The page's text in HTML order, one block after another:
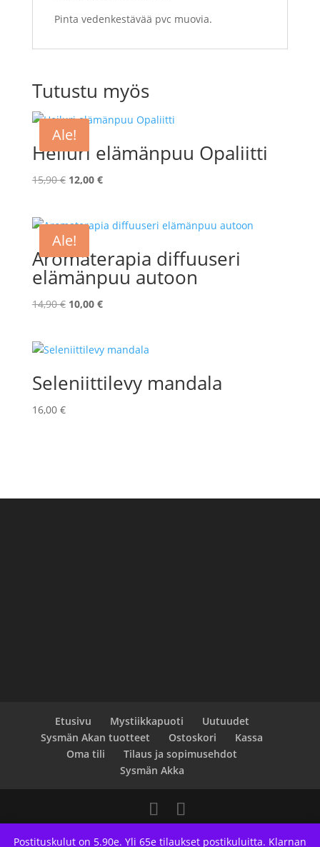
Postituskulut on 5.90e. Yli 65e tilaukset postikuluitta. Klarnan
Pinta vedenkestävää pvc muovia.
Tutustu myös
Ale!
Heiluri elämänpuu Opaliitti
15,90€ Alkuperäinen
15,90 €.
12,00 €Nykyinen
12,00 €.
Ale!
Aromaterapia diffuuseri
elämänpuu autoon
14,90€ Alkuperäinen
14,90 €.
10,00 €Nykyinen
10,00 €.
Seleniittilevy mandala
16,00 €
Etusivu Mystiikkapuoti
Uutuudet
Sysmän Akan tuotteet
Ostoskori
Kassa
Oma tili
Tilaus ja sopimusehdot
Sysmän Akka